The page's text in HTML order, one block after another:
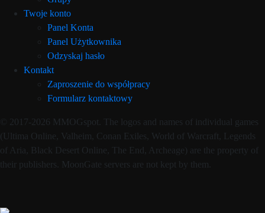
Twoje konto
Panel Konta
Panel Użytkownika
Odzyskaj hasło
Kontakt
Zaproszenie do współpracy
Formularz kontaktowy
© 2017-2026 MMOGspot. The logos and names of individual games
(Ultima Online, Valheim, Conan Exiles, World of Warcraft, Legends
of Aria, Black Desert Online, The End, Archeage) are the property of
their publishers. MoonGate servers are not kept by them.